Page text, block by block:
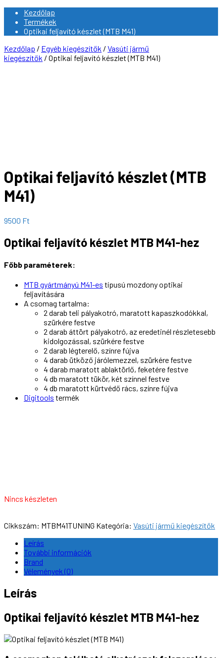
Kezdőlap
Termékek
Optikai feljavító készlet (MTB M41)
Kezdőlap / Egyéb kiegészítők / Vasúti jármű
kiegészítők / Optikai feljavító készlet (MTB M41)
Optikai feljavító készlet (MTB
M41)
9500 Ft
Optikai feljavító készlet MTB M41-hez
Főbb paraméterek:
MTB gyártmányú M41-es típusú mozdony optikai
feljavítására
A csomag tartalma:
2 darab teli pályakotró, maratott kapaszkodókkal,
szürkére festve
2 darab áttört pályakotró, az eredetinél részletesebb
kidolgozással, szürkére festve
2 darab légterelő, színre fújva
4 darab ütköző járólemezzel, szürkére festve
4 darab maratott ablaktörlő, feketére festve
4 db maratott tükör, két színnel festve
4 db maratott kürtvédő rács, színre fújva
Digitools termék
Nincs készleten
Cikkszám: MTBM41TUNING Kategória: Vasúti jármű kiegészítők
Leírás
További információk
Brand
Vélemények (0)
Leírás
Optikai feljavító készlet MTB M41-hez